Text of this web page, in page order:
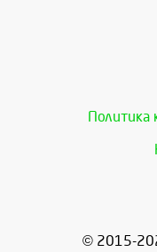
Политика
© 2015-